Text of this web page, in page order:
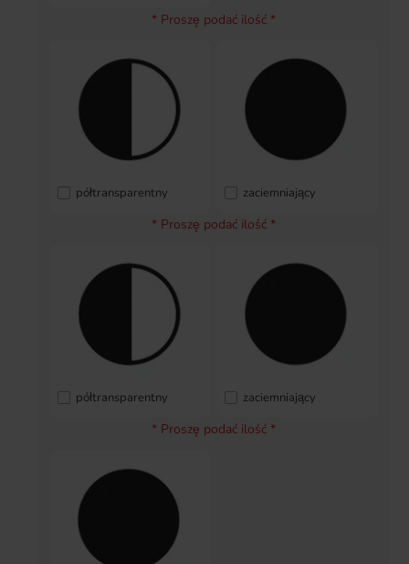
* Proszę podać ilość *
półtransparentny zaciemniający
* Proszę podać ilość *
półtransparentny zaciemniający
* Proszę podać ilość *